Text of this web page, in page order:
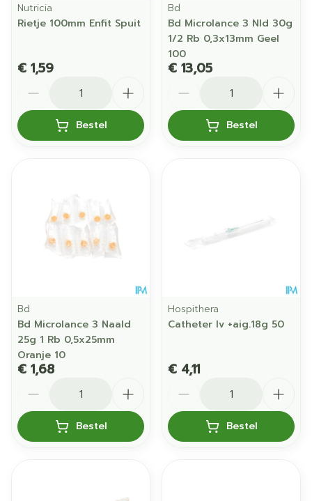
Nutricia
Rietje 100mm Enfit Spuit
€ 1,59
Bestel
Bd
Bd Microlance 3 Nld 30g
1/2 Rb 0,3x13mm Geel
100
€ 13,05
Bestel
Bd
Bd Microlance 3 Naald
25g 1 Rb 0,5x25mm
Oranje 10
€ 1,68
Bestel
Hospithera
Catheter Iv +aig.18g 50
€ 4,11
Bestel